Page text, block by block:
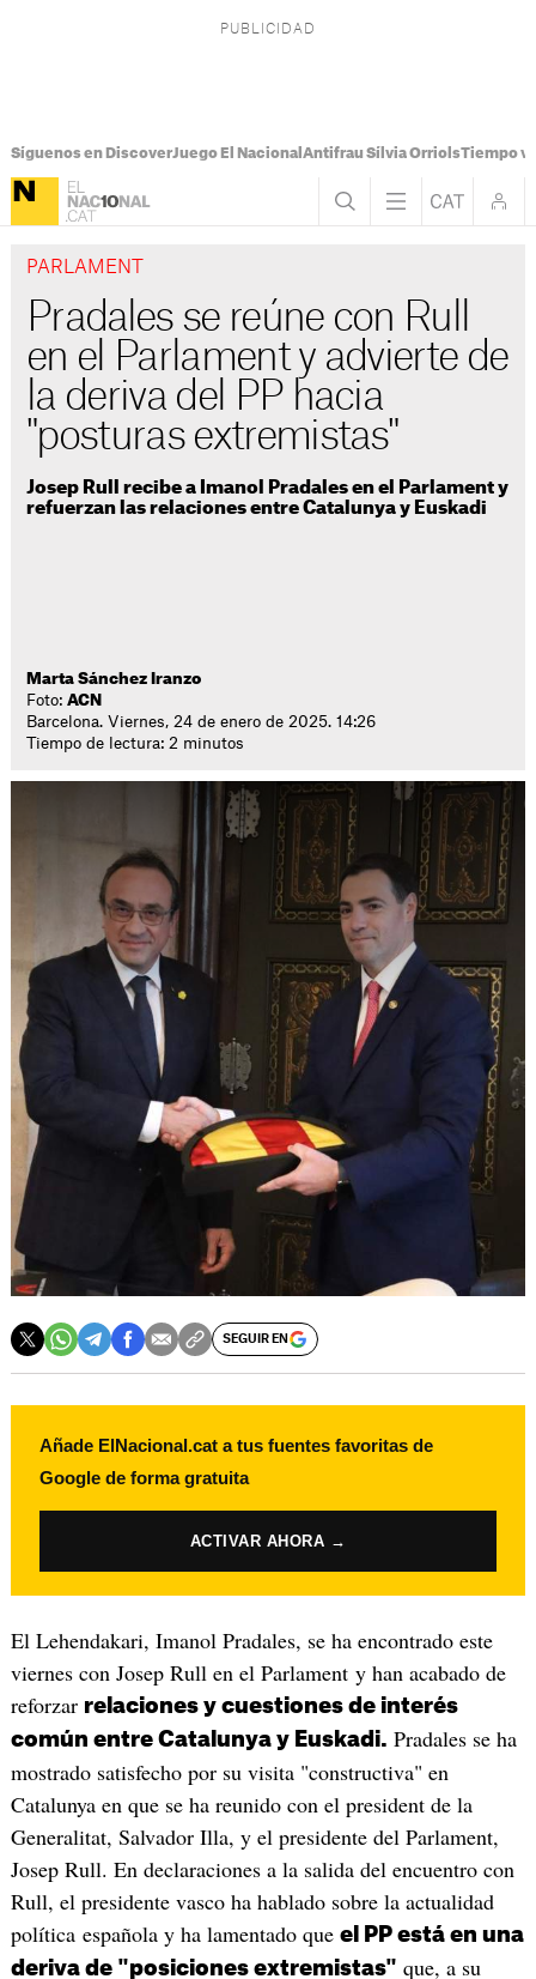
Síguenos en DiscoverJuego El Nacional Antifrau Sílvia OrriolsTiempo
PARLAMENT
Pradales se reúne con Rull
en el Parlament y advierte de
la deriva del PP hacia
"posturas extremistas"
Josep Rull recibe a Imanol Pradales en el Parlament y
refuerzan las relaciones entre Catalunya y Euskadi
Marta Sánchez Iranzo
Foto:ACN
Barcelona. Viernes, 24 de enero de 2025. 14:26
Tiempo de lectura: 2 minutos
SEGUIR EN
Añade ElNacional.cat a tus fuentes favoritas de
Google de forma gratuita
ACTIVAR AHORA →
El Lehendakari, Imanol Pradales, se ha encontrado este
viernes con Josep Rull en el Parlament y han acabado de
reforzar relaciones y cuestiones de interés
común entre Catalunya y Euskadi. Pradales se ha
mostrado satisfecho por su visita "constructiva" en
Catalunya en que se ha reunido con el president de la
Generalitat, Salvador Illa, y el presidente del Parlament,
Josep Rull. En declaraciones a la salida del encuentro con
Rull, el presidente vasco ha hablado sobre la actualidad
política española y ha lamentado que el PP está en una
deriva de "posiciones extremistas" que, a su